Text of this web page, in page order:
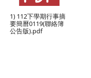
1) 112下學期行事摘
要簡曆0119(聯絡簿
公告版).pdf